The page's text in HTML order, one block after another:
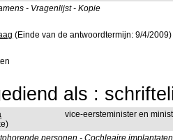
- Vragenlijst - Kopie
(Einde van de antwoordtermijn: 9/4/2009)
als :
vice-eersteminister en
personen - Cochleaire